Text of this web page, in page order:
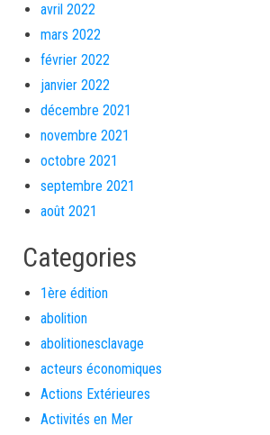
avril 2022
mars 2022
février 2022
janvier 2022
décembre 2021
novembre 2021
octobre 2021
septembre 2021
août 2021
Categories
1ère édition
abolition
abolitionesclavage
acteurs économiques
Actions Extérieures
Activités en Mer